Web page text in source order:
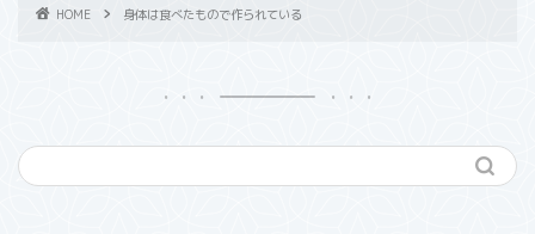
HOME 身体は食べたもので作られている